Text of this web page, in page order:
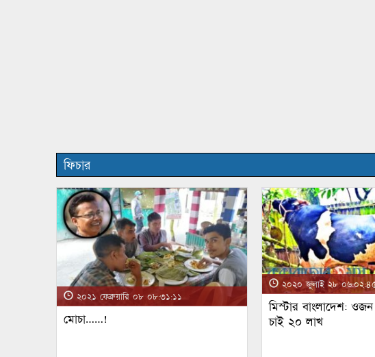
ফিচার
২০২১ ফেব্রুয়ারি ০৮ ০৮:৩১:১১
মোচা……!
২০২০ জুলাই ২৮
মিস্টার বাংলাদেশ:
চাই ২০ লাখ